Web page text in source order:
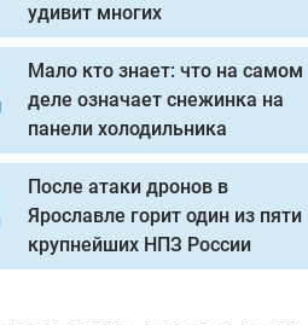
удивит многих
Мало кто знает: что на самом
деле означает снежинка на
панели холодильника
После атаки дронов в
Ярославле горит один из пяти
крупнейших НПЗ России